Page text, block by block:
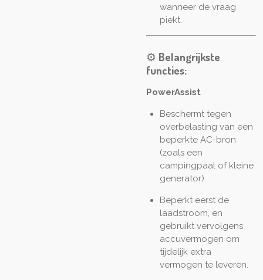
wanneer de vraag
piekt.
⚙️ Belangrijkste
functies:
PowerAssist
Beschermt tegen
overbelasting van een
beperkte AC-bron
(zoals een
campingpaal of kleine
generator).
Beperkt eerst de
laadstroom, en
gebruikt vervolgens
accuvermogen om
tijdelijk extra
vermogen te leveren.